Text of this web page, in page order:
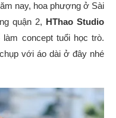
nay, hoa phượng ở Sài
quận 2, HThao Studio
concept tuổi học trò.
với áo dài ở đây nhé